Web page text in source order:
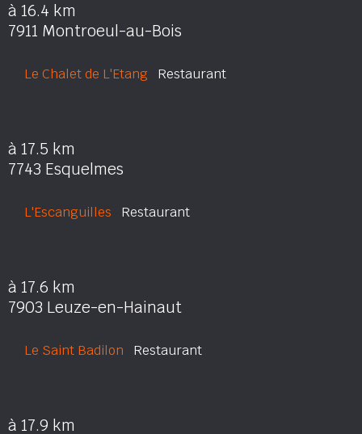
à 16.4 km
7911 Montroeul-au-Bois
Le Chalet de L'Etang Restaurant
à 17.5 km
7743 Esquelmes
L'Escanguilles Restaurant
à 17.6 km
7903 Leuze-en-Hainaut
Le Saint Badilon Restaurant
à 17.9 km